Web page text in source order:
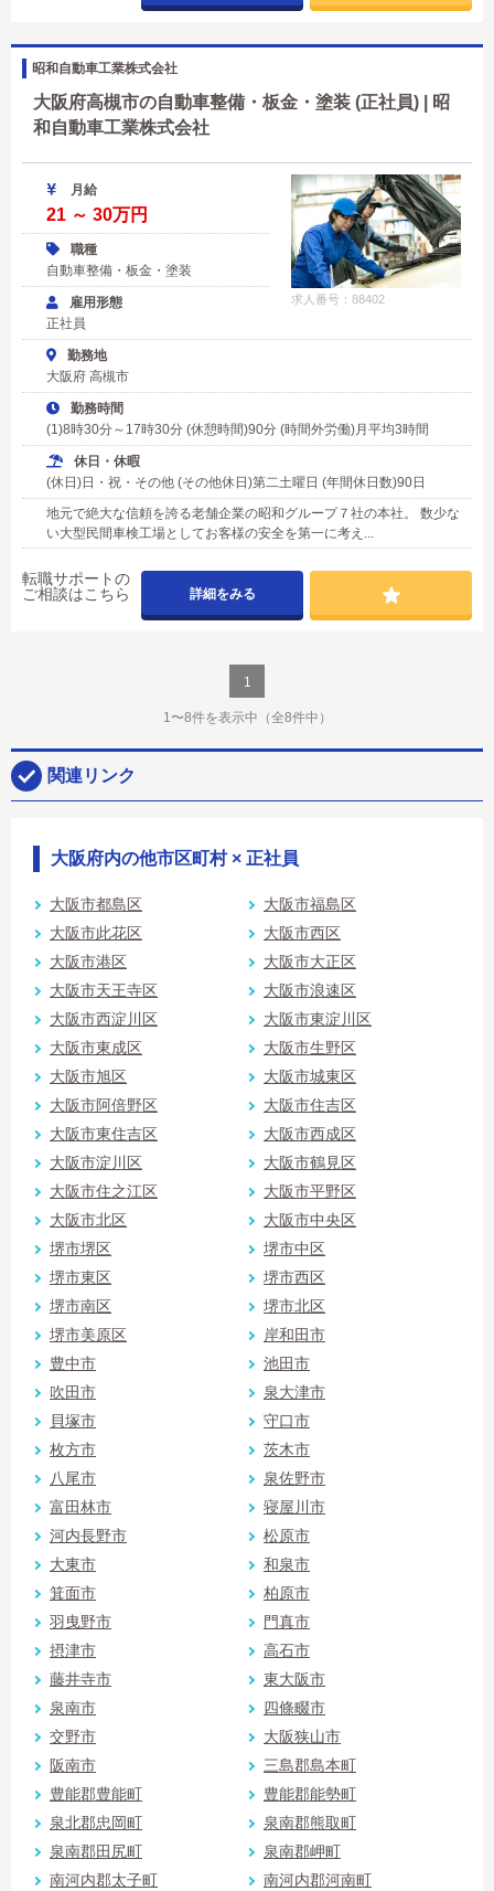
昭和自動車工業株式会社
大阪府高槻市の自動車整備・板金・塗装 (正社員) | 昭
和自動車工業株式会社
求人番号：88402
月給
21 ～ 30万円
職種
自動車整備・板金・塗装
雇用形態
正社員
勤務地
大阪府 高槻市
勤務時間
(1)8時30分～17時30分 (休憩時間)90分 (時間外労働)月平均3時間
休日・休暇
(休日)日・祝・その他 (その他休日)第二土曜日 (年間休日数)90日
地元で絶大な信頼を誇る老舗企業の昭和グループ７社の本社。 数少な
い大型民間車検工場としてお客様の安全を第一に考え...
転職サポートの
ご相談はこちら
詳細をみる
1
1〜8件を表示中 （全8件中）
関連リンク
大阪府内の他市区町村 × 正社員
大阪市都島区
大阪市福島区
大阪市此花区
大阪市西区
大阪市港区
大阪市大正区
大阪市天王寺区
大阪市浪速区
大阪市西淀川区
大阪市東淀川区
大阪市東成区
大阪市生野区
大阪市旭区
大阪市城東区
大阪市阿倍野区
大阪市住吉区
大阪市東住吉区
大阪市西成区
大阪市淀川区
大阪市鶴見区
大阪市住之江区
大阪市平野区
大阪市北区
大阪市中央区
堺市堺区
堺市中区
堺市東区
堺市西区
堺市南区
堺市北区
堺市美原区
岸和田市
豊中市
池田市
吹田市
泉大津市
貝塚市
守口市
枚方市
茨木市
八尾市
泉佐野市
富田林市
寝屋川市
河内長野市
松原市
大東市
和泉市
箕面市
柏原市
羽曳野市
門真市
摂津市
高石市
藤井寺市
東大阪市
泉南市
四條畷市
交野市
大阪狭山市
阪南市
三島郡島本町
豊能郡豊能町
豊能郡能勢町
泉北郡忠岡町
泉南郡熊取町
泉南郡田尻町
泉南郡岬町
南河内郡太子町
南河内郡河南町